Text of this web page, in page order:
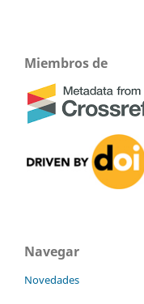
Miembros de
Navegar
Novedades